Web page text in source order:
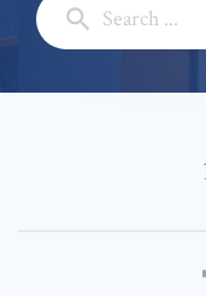
Add
Full
Subject: *